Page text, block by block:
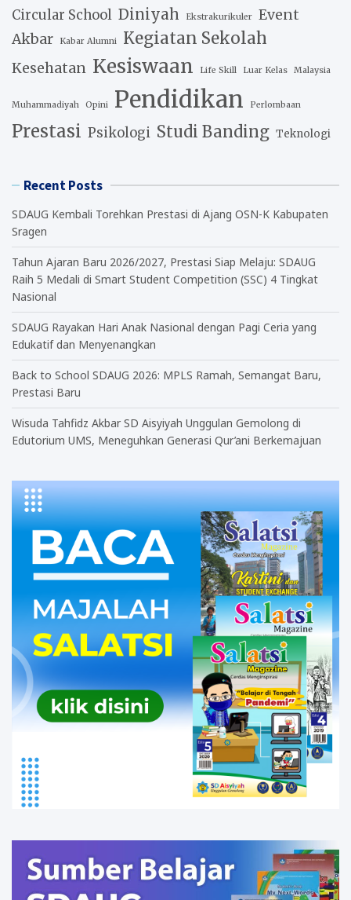
Circular School Diniyah Ekstrakurikuler
Event
Akbar
Kabar Alumni Kegiatan Sekolah
Kesehatan Kesiswaan Life Skill Luar Kelas Malaysia
Muhammadiyah Opini Pendidikan Perlombaan
Prestasi Psikologi Studi Banding Teknologi
Recent Posts
SDAUG Kembali Torehkan Prestasi di Ajang OSN-K Kabupaten
Sragen
Tahun Ajaran Baru 2026/2027, Prestasi Siap Melaju: SDAUG
Raih 5 Medali di Smart Student Competition (SSC) 4 Tingkat
Nasional
SDAUG Rayakan Hari Anak Nasional dengan Pagi Ceria yang
Edukatif dan Menyenangkan
Back to School SDAUG 2026: MPLS Ramah, Semangat Baru,
Prestasi Baru
Wisuda Tahfidz Akbar SD Aisyiyah Unggulan Gemolong di
Edutorium UMS, Meneguhkan Generasi Qur’ani Berkemajuan